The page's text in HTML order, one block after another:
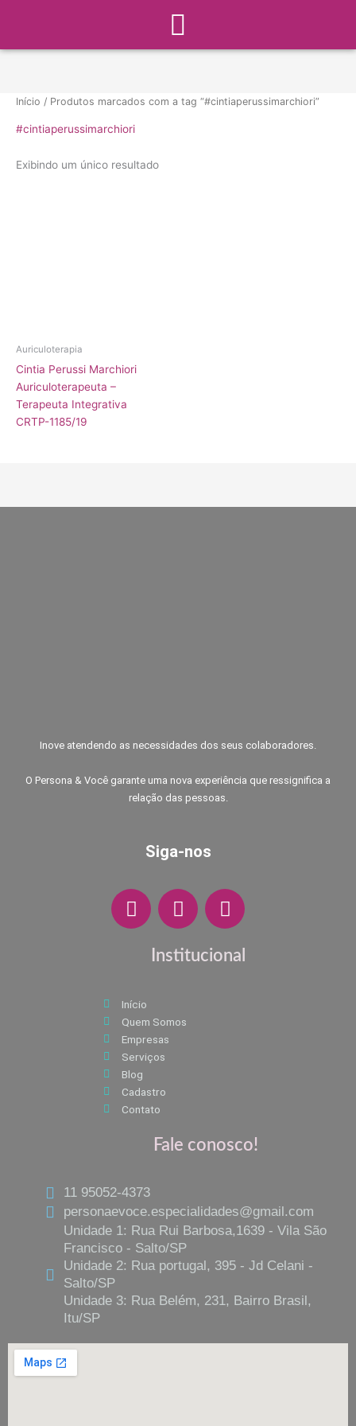
Início / Produtos marcados com a tag “#cintiaperussimarchiori”
#cintiaperussimarchiori
Exibindo um único resultado
Auriculoterapia
Cintia Perussi Marchiori
Auriculoterapeuta –
Terapeuta Integrativa
CRTP-1185/19
Inove atendendo as necessidades dos seus colaboradores.
O Persona & Você garante uma nova experiência que ressignifica a
relação das pessoas.
Siga-nos
F
a
o
o
k
I
n
t
r
W
h
t
Institucional
Início
Quem Somos
Empresas
Serviços
Blog
Cadastro
Contato
Fale conosco!
11 95052-4373
personaevoce.especialidades@gmail.com
Unidade 1: Rua Rui Barbosa,1639 - Vila São
Francisco - Salto/SP
Unidade 2: Rua portugal, 395 - Jd Celani -
Salto/SP
Unidade 3: Rua Belém, 231, Bairro Brasil,
Itu/SP